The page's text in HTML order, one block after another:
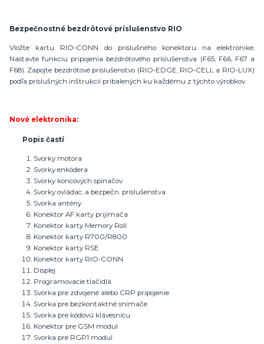
Bezpečnostné bezdrôtové príslušenstvo RIO
Vložte kartu RIO-CONN do príslušného konektoru na elektronike.
Nastavte funkciu pripojenia bezdrôtového príslušenstva (F65, F66, F67 a
F68). Zapojte bezdrôtové príslušenstvo (RIO-EDGE, RIO-CELL a RIO-LUX)
podľa príslušných inštrukcií pribalených ku každému z týchto výrobkov.
Nové elektronika:
Popis častí
Svorky motora
Svorky enkódera
Svorky koncových spínačov
Svorky ovládac. a bezpečn. príslušenstva
Svorka antény
Konektor AF karty prijímača
Konektor karty Memory Roll
Konektor karty R700/R800
Konektor karty RSE
Konektor karty RIO-CONN
Displej
Programovacie tlačidlá
Svorka pre zdvojené alebo CRP pripojenie
Svorka pre bezkontaktné snímače
Svorka pre kódovú klávesnicu
Konektor pre GSM modul
Svorka pre RGP1 modul